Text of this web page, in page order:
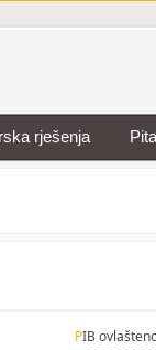
rješenja
PIB